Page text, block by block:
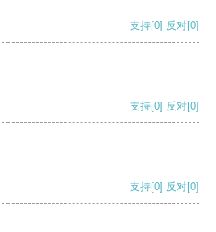
支持[0] 反对[0]
支持[0] 反对[0]
支持[0] 反对[0]